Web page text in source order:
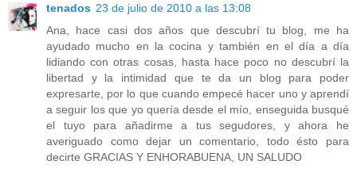
tenados 23 de julio de 2010 a las 13:08
Ana, hace casi dos años que descubrí tu blog, me ha
ayudado mucho en la cocina y también en el día a día
lidiando con otras cosas, hasta hace poco no descubrí la
libertad y la intimidad que te da un blog para poder
expresarte, por lo que cuando empecé hacer uno y aprendí
a seguir los que yo quería desde el mío, enseguida busqué
el tuyo para añadirme a tus segudores, y ahora he
averiguado como dejar un comentario, todo ésto para
decirte GRACIAS Y ENHORABUENA, UN SALUDO